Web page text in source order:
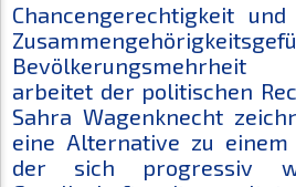
Chancengerechtigkeit
arbeitet der politischen
Sahra Wagenknecht
eine Alternative zu einem
der sich progressiv